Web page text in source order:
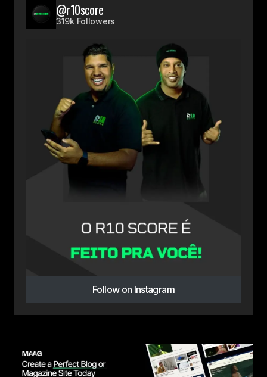
@r10score
319k Followers
Follow on Instagram